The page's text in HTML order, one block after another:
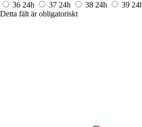
36 24h 37 24h 38 24h 39
Detta fält är obligatoriskt